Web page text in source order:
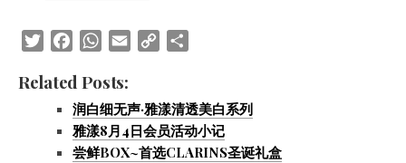
TwitterFacebookWhatsApp
Email Copy
Related Posts:
润白细无声·雅漾清透美白系列
雅漾8月4日会员活动小记
尝鲜BOX~首选CLARINS圣诞礼盒